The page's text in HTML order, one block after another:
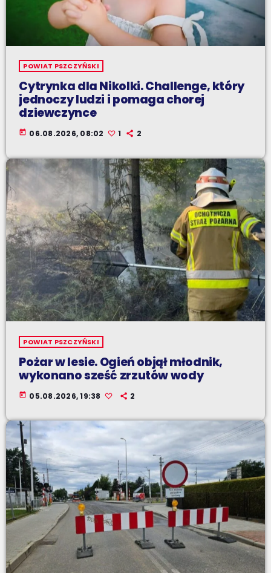
POWIAT PSZCZYŃSKI
Cytrynka dla Nikolki. Challenge, który
jednoczy ludzi i pomaga chorej
dziewczynce
today 06.08.2026, 08:02 1 2
POWIAT PSZCZYŃSKI
Pożar w lesie. Ogień objął młodnik,
wykonano sześć zrzutów wody
today 05.08.2026, 19:38 2